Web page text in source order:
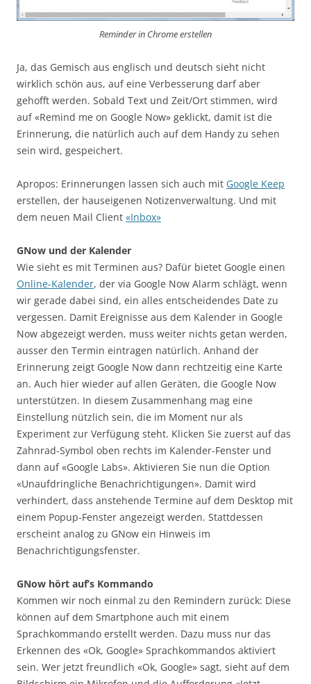
Reminder in Chrome erstellen
Ja, das Gemisch aus englisch und deutsch sieht nicht
wirklich schön aus, auf eine Verbesserung darf aber
gehofft werden. Sobald Text und Zeit/Ort stimmen, wird
auf «Remind me on Google Now» geklickt, damit ist die
Erinnerung, die natürlich auch auf dem Handy zu sehen
sein wird, gespeichert.
Apropos: Erinnerungen lassen sich auch mit Google Keep
erstellen, der hauseigenen Notizenverwaltung. Und mit
dem neuen Mail Client «Inbox»
GNow und der Kalender
Wie sieht es mit Terminen aus? Dafür bietet Google einen
Online-Kalender, der via Google Now Alarm schlägt, wenn
wir gerade dabei sind, ein alles entscheidendes Date zu
vergessen. Damit Ereignisse aus dem Kalender in Google
Now abgezeigt werden, muss weiter nichts getan werden,
ausser den Termin eintragen natürlich. Anhand der
Erinnerung zeigt Google Now dann rechtzeitig eine Karte
an. Auch hier wieder auf allen Geräten, die Google Now
unterstützen. In diesem Zusammenhang mag eine
Einstellung nützlich sein, die im Moment nur als
Experiment zur Verfügung steht. Klicken Sie zuerst auf das
Zahnrad-Symbol oben rechts im Kalender-Fenster und
dann auf «Google Labs». Aktivieren Sie nun die Option
«Unaufdringliche Benachrichtigungen». Damit wird
verhindert, dass anstehende Termine auf dem Desktop mit
einem Popup-Fenster angezeigt werden. Stattdessen
erscheint analog zu GNow ein Hinweis im
Benachrichtigungsfenster.
GNow hört auf’s Kommando
Kommen wir noch einmal zu den Remindern zurück: Diese
können auf dem Smartphone auch mit einem
Sprachkommando erstellt werden. Dazu muss nur das
Erkennen des «Ok, Google» Sprachkommandos aktiviert
sein. Wer jetzt freundlich «Ok, Google» sagt, sieht auf dem